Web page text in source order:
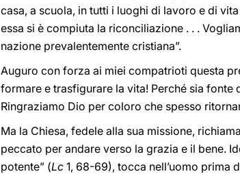
casa, a scuola, in tutti i luoghi di lavoro e di
essa si è compiuta la riconciliazione . . .
nazione prevalentemente cristiana”.
Auguro con forza ai miei compatrioti questa
formare e trasfigurare la vita! Perché sia
Ringraziamo Dio per coloro che spesso
Ma la Chiesa, fedele alla sua missione,
peccato per andare verso la grazia e il bene.
potente” (Lc 1, 68-69), tocca nell’uomo